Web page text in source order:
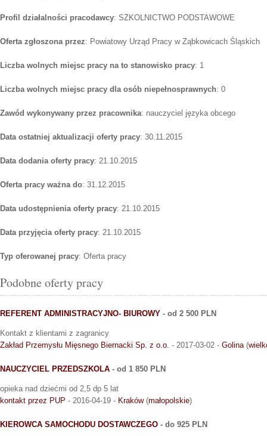
Profil działalności pracodawcy: SZKOLNICTWO PODSTAWOWE
Oferta zgłoszona przez: Powiatowy Urząd Pracy w Ząbkowicach Śląskich
Liczba wolnych miejsc pracy na to stanowisko pracy: 1
Liczba wolnych miejsc pracy dla osób niepełnosprawnych: 0
Zawód wykonywany przez pracownika: nauczyciel języka obcego
Data ostatniej aktualizacji oferty pracy: 30.11.2015
Data dodania oferty pracy: 21.10.2015
Oferta pracy ważna do: 31.12.2015
Data udostępnienia oferty pracy: 21.10.2015
Data przyjęcia oferty pracy: 21.10.2015
Typ oferowanej pracy: Oferta pracy
Podobne oferty pracy
REFERENT ADMINISTRACYJNO- BIUROWY - od 2 500 PLN
Kontakt z klientami z zagranicy
Zakład Przemysłu Mięsnego Biernacki Sp. z o.o. - 2017-03-02 - Golina(
NAUCZYCIEL PRZEDSZKOLA - od 1 850 PLN
opieka nad dziećmi od 2,5 dp 5 lat
kontakt przez PUP - 2016-04-19 - Kraków(małopolskie)
KIEROWCA SAMOCHODU DOSTAWCZEGO - do 925 PLN